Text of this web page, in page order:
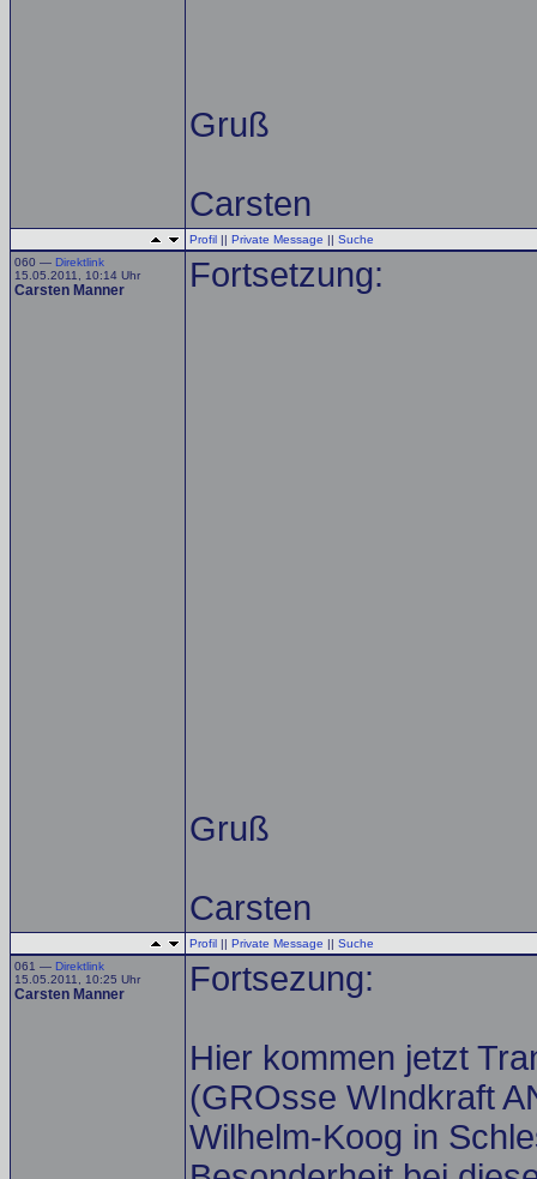
Gruß
Carsten
Profil || Private Message || Suche
060 — Direktlink
15.05.2011, 10:14 Uhr
Carsten Manner Fortsetzung:
Gruß
Carsten
Profil || Private Message || Suche
061 — Direktlink
15.05.2011, 10:25 Uhr
Carsten Manner Fortsezung:
Hier kommen jetzt
(GROsse WIndkraft
Wilhelm-Koog in